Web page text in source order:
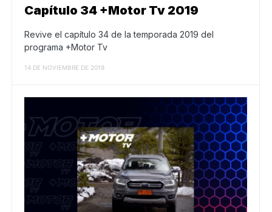
Capítulo 34 +Motor Tv 2019
Revive el capítulo 34 de la temporada 2019 del
programa +Motor Tv
14 DE NOVIEMBRE DE 2019